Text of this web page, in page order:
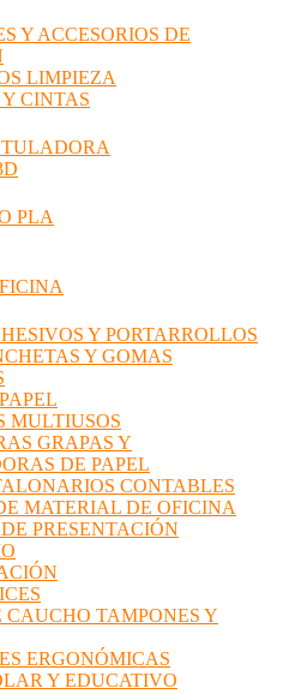
Y ACCESORIOS DE
LIMPIEZA
CINTAS
PLA
Y PORTARROLLOS
Y GOMAS
MULTIUSOS
GRAPAS Y
DE PAPEL
CONTABLES
MATERIAL DE OFICINA
PRESENTACIÓN
CAUCHO TAMPONES Y
ERGONÓMICAS
Y EDUCATIVO